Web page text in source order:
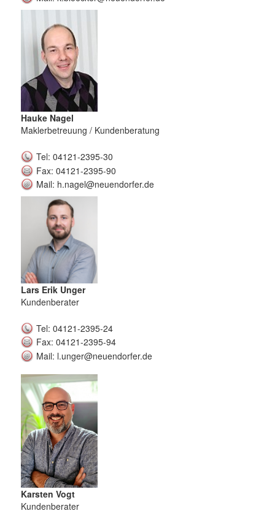
Hauke Nagel
Maklerbetreuung / Kundenberatung
Tel: 04121-2395-30
Fax: 04121-2395-90
Mail: h.nagel@neuendorfer.de
Lars Erik Unger
Kundenberater
Tel: 04121-2395-24
Fax: 04121-2395-94
Mail: l.unger@neuendorfer.de
Karsten Vogt
Kundenberater